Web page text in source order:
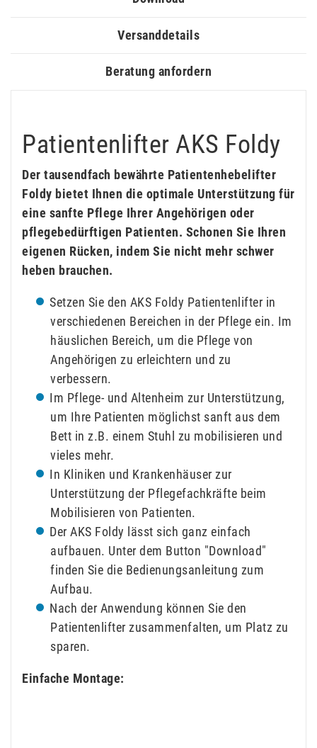
Versanddetails
Beratung anfordern
Patientenlifter AKS Foldy
Der tausendfach bewährte Patientenhebelifter
Foldy bietet Ihnen die optimale Unterstützung für
eine sanfte Pflege Ihrer Angehörigen oder
pflegebedürftigen Patienten. Schonen Sie Ihren
eigenen Rücken, indem Sie nicht mehr schwer
heben brauchen.
Setzen Sie den AKS Foldy Patientenlifter in
verschiedenen Bereichen in der Pflege ein. Im
häuslichen Bereich, um die Pflege von
Angehörigen zu erleichtern und zu
verbessern.
Im Pflege- und Altenheim zur Unterstützung,
um Ihre Patienten möglichst sanft aus dem
Bett in z.B. einem Stuhl zu mobilisieren und
vieles mehr.
In Kliniken und Krankenhäuser zur
Unterstützung der Pflegefachkräfte beim
Mobilisieren von Patienten.
Der AKS Foldy lässt sich ganz einfach
aufbauen. Unter dem Button "Download"
finden Sie die Bedienungsanleitung zum
Aufbau.
Nach der Anwendung können Sie den
Patientenlifter zusammenfalten, um Platz zu
sparen.
Einfache Montage: